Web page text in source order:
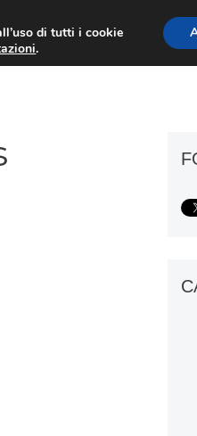
ART
di tutti i cookie
.